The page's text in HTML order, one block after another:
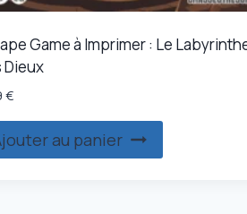
Game à Imprimer : Le
Dieux
€
au panier